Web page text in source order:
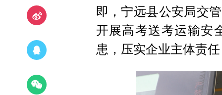
即，宁远县公安局交
开展高考送考运输安
患，压实企业主体责